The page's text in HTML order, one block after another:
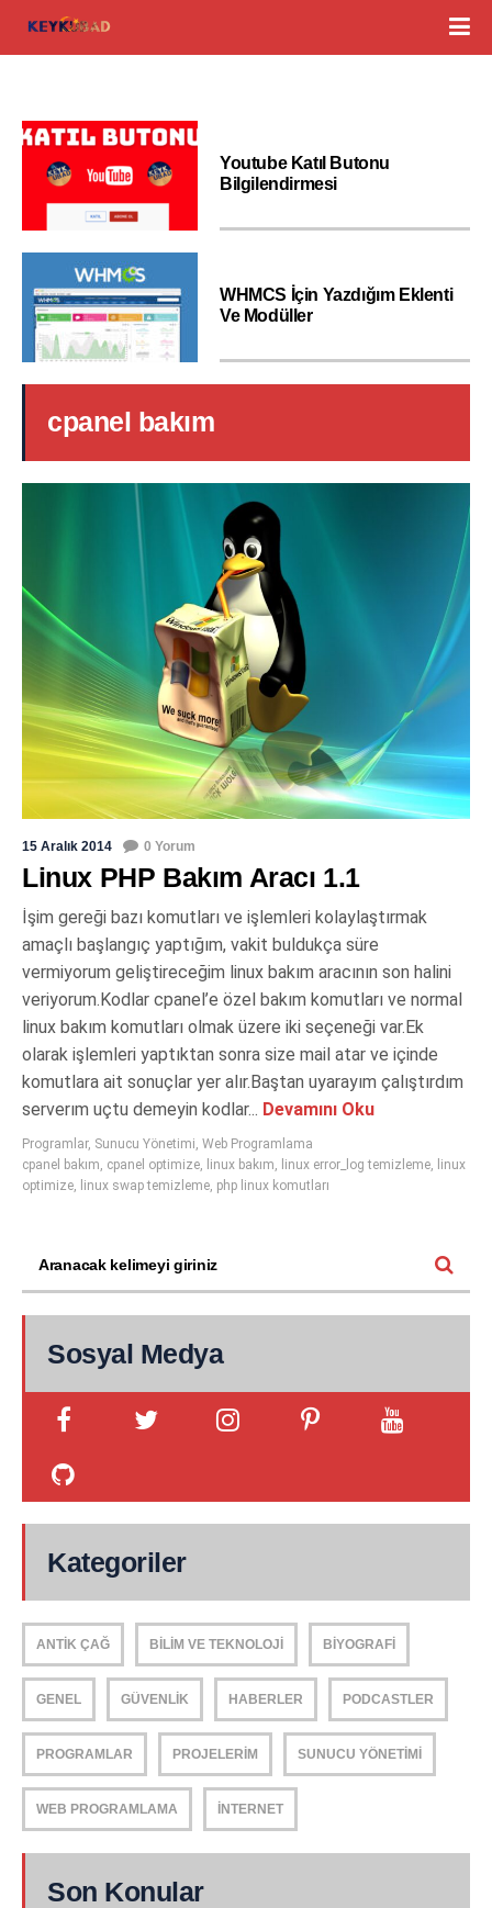
Youtube Katıl Butonu
Bilgilendirmesi
WHMCS İçin Yazdığım Eklenti
Ve Modüller
cpanel bakım
15 Aralık 2014 0 Yorum
Linux PHP Bakım Aracı 1.1
İşim gereği bazı komutları ve işlemleri kolaylaştırmak
amaçlı başlangıç yaptığım, vakit buldukça süre
vermiyorum geliştireceğim linux bakım aracının son halini
veriyorum.Kodlar cpanel’e özel bakım komutları ve normal
linux bakım komutları olmak üzere iki seçeneği var.Ek
olarak işlemleri yaptıktan sonra size mail atar ve içinde
komutlara ait sonuçlar yer alır.Baştan uyarayım çalıştırdım
serverım uçtu demeyin kodlar... Devamını Oku
Programlar, Sunucu Yönetimi, Web Programlama
cpanel bakım, cpanel optimize, linux bakım, linux error_log temizleme, linux
optimize, linux swap temizleme, php linux komutları
Sosyal Medya
Kategoriler
ANTIK ÇAĞ BILIM VE TEKNOLOJI BIYOGRAFI
GENEL GÜVENLIK HABERLER PODCASTLER
PROGRAMLAR PROJELERIM SUNUCU YÖNETIMI
WEB PROGRAMLAMA İNTERNET
Son Konular